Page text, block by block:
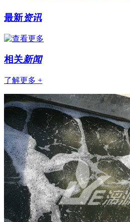
最新资讯
相关新闻
了解更多 +